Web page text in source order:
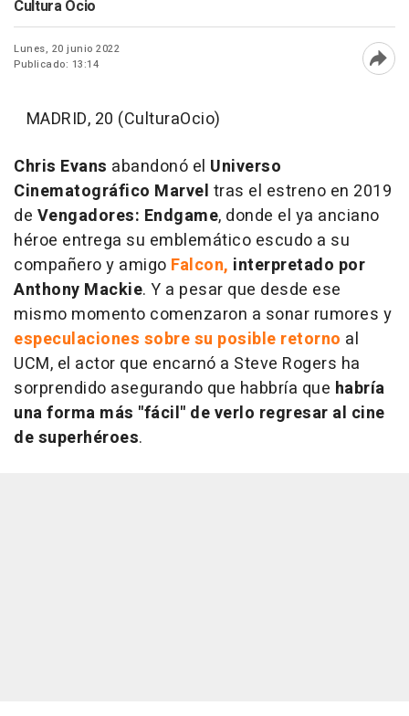
Cultura Ocio
Lunes, 20 junio 2022
Publicado: 13:14
MADRID, 20 (CulturaOcio)
Chris Evans abandonó el Universo
Cinematográfico Marvel tras el estreno en 2019
de Vengadores: Endgame, donde el ya anciano
héroe entrega su emblemático escudo a su
compañero y amigo Falcon, interpretado por
Anthony Mackie. Y a pesar que desde ese
mismo momento comenzaron a sonar rumores y
especulaciones sobre su posible retorno al
UCM, el actor que encarnó a Steve Rogers ha
sorprendido asegurando que habbría que habría
una forma más "fácil" de verlo regresar al cine
de superhéroes.